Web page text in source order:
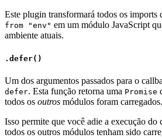
Este plugin transformará todos os imports
from "env" em um módulo JavaScript
ambiente atuais.
.defer()
Um dos argumentos passados para o
defer. Esta função retorna uma Promise
todos os outros módulos foram carregados.
Isso permite que você adie a execução do
todos os outros módulos tenham sido